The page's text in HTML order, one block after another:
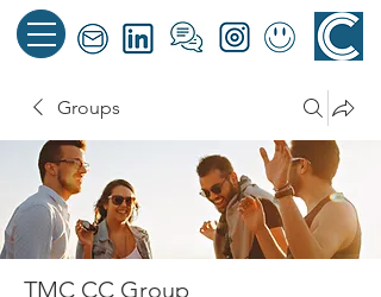
Groups
TMC CC Group